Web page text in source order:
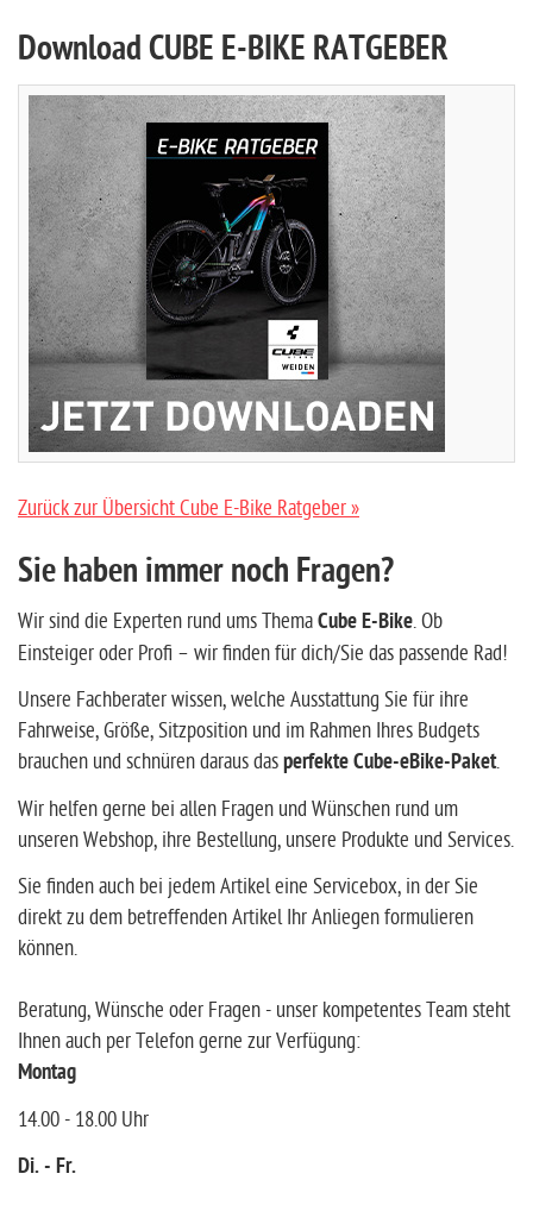
Download CUBE E-BIKE RATGEBER
Zurück zur Übersicht Cube E-Bike Ratgeber »
Sie haben immer noch Fragen?
Wir sind die Experten rund ums ThemaCube E-Bike. Ob
Einsteiger oder Profi – wir finden für dich/Sie das passende Rad!
Unsere Fachberater wissen, welche Ausstattung Sie für ihre
Fahrweise, Größe, Sitzposition und im Rahmen Ihres Budgets
brauchen und schnüren daraus dasperfekte Cube-eBike-Paket.
Wir helfen gerne bei allen Fragen und Wünschen rund um
unseren Webshop, ihre Bestellung, unsere Produkte und Services.
Sie finden auch bei jedem Artikel eine Servicebox, in der Sie
direkt zu dem betreffenden Artikel Ihr Anliegen formulieren
können.
Beratung, Wünsche oder Fragen - unser kompetentes Team steht
Ihnen auch per Telefon gerne zur Verfügung:
Montag
14.00 - 18.00 Uhr
Di. - Fr.